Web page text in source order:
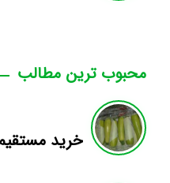
محبوب ترین مطالب
خرید مستقیم